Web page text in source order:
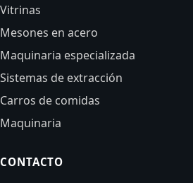
Vitrinas
Mesones en acero
Maquinaria especializada
Sistemas de extracción
Carros de comidas
Maquinaria
CONTACTO